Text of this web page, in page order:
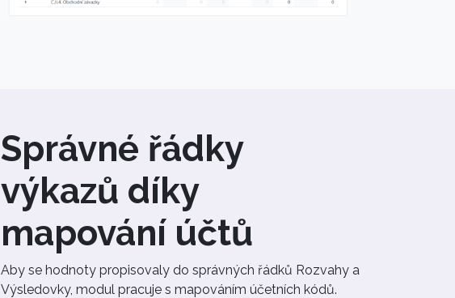
Správné řádky
výkazů díky
mapování účtů
Aby se hodnoty propisovaly do správných řádků Rozvahy a
Výsledovky, modul pracuje s mapováním účetních kódů.